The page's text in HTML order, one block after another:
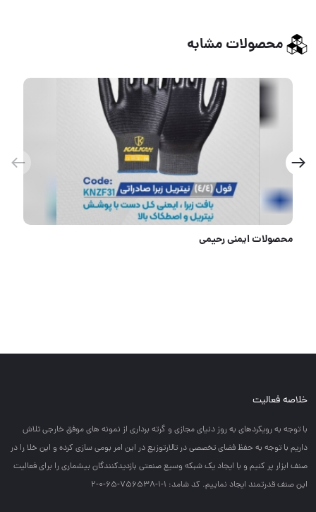
محصولات مشابه
دستکش لاستیکی صنعت کار
خلاصه فعالیت
با توجه به رويكردهاي به روز دنياي مجازي و گرته برداري از نمونه هاي موفق خارجي تلاش
داريم با توجه به حفظ فضاي تخصصي در تالارتوزيع در اين امر بومي سازي كرده و اين خلا را در
صنف ابزار پر كنيم و با ايجاد يك شبكه وسيع صنعتي بازديدكنندگان بيشماري را براي فعاليت
اين صنف قدرتمند ايجاد نماييم. کد شامد: 1-1-756538-65-0-2